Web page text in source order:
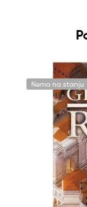
Nema na stanju